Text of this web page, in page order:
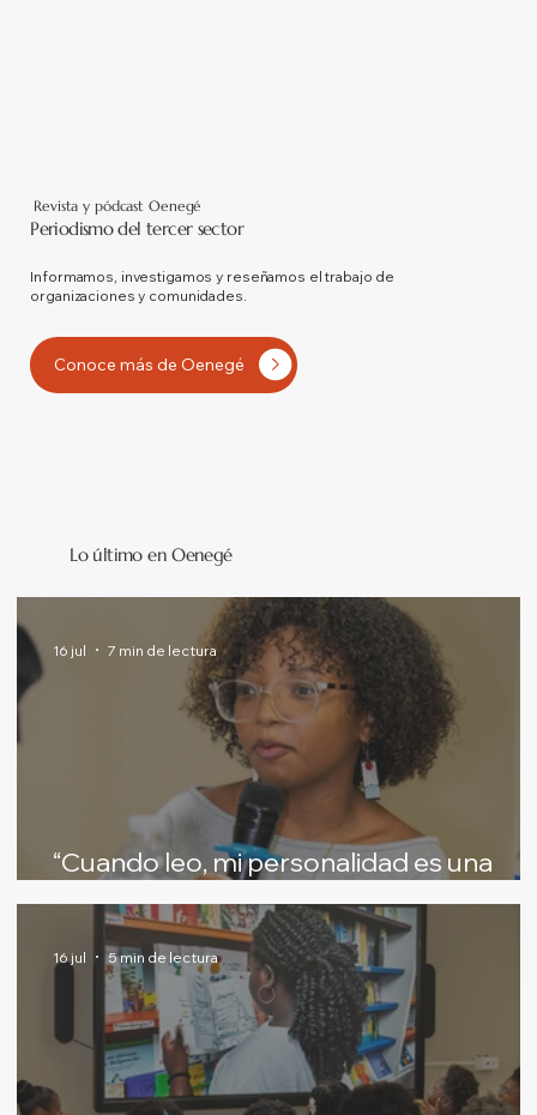
Revista y pódcast Oenegé
Periodismo del tercer sector
Informamos, investigamos y reseñamos el trabajo de
organizaciones y comunidades.
Conoce más de Oenegé
Lo último en Oenegé
“Cuando leo, mi personalidad es una
bomba de creatividad”
16 jul 7 min de lectura
16 jul 5 min de lectura